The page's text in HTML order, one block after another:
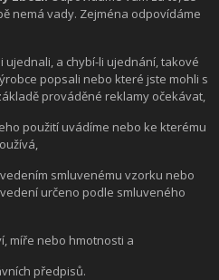
nemá vady. Zejména odpovídáme
ujednali, a chybí-li ujednání, takové
popsali nebo které jste mohli s
prováděné reklamy očekávat,
použití uvádíme nebo ke kterému
smluvenému vzorku nebo
určeno podle smluveného
míře nebo hmotnosti a
předpisů.